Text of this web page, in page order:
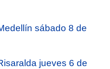
sábado 8 de
jueves 6 de